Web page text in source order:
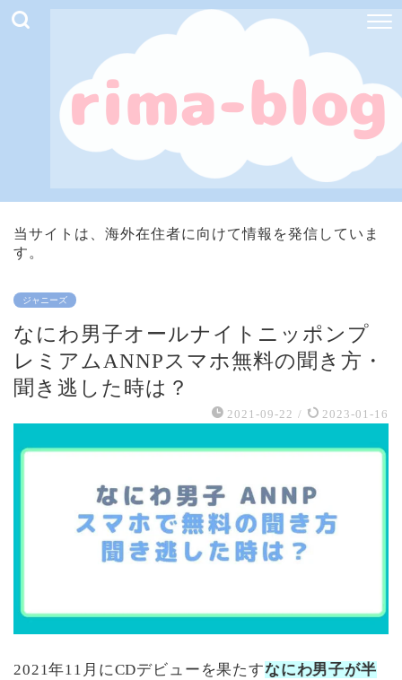
当サイトは、海外在住者に向けて情報を発信していま
す。
ジャニーズ
なにわ男子オールナイトニッポンプ
レミアムANNPスマホ無料の聞き方・
聞き逃した時は？
2021-09-22 / 2023-01-16
2021年11月にCDデビューを果たすなにわ男子が半